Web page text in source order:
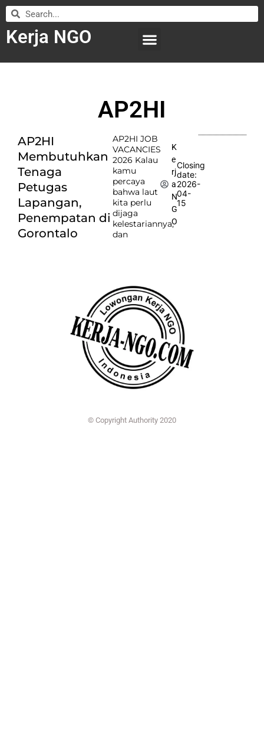
Kerja NGO
AP2HI
AP2HI
Membutuhkan
Tenaga
Petugas
Lapangan,
Penempatan di
Gorontalo
AP2HI JOB
VACANCIES
2026 Kalau
kamu
percaya
bahwa laut
kita perlu
dijaga
kelestariannya,
dan
K
e
rj
a
N
G
O
Closing
date:
2026-
04-
15
© Copyright Authority 2020